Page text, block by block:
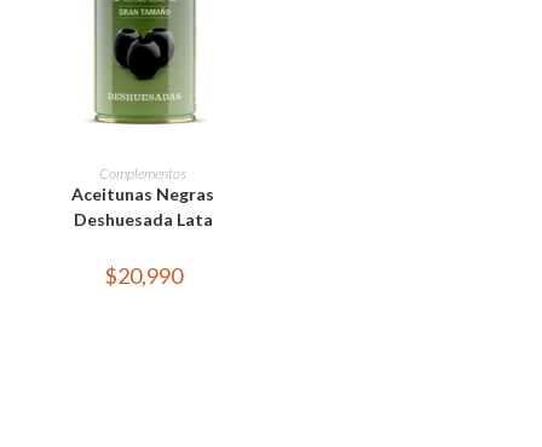
LEER MÁS
Complementos
Aceitunas Negras
Deshuesada Lata
$20,990